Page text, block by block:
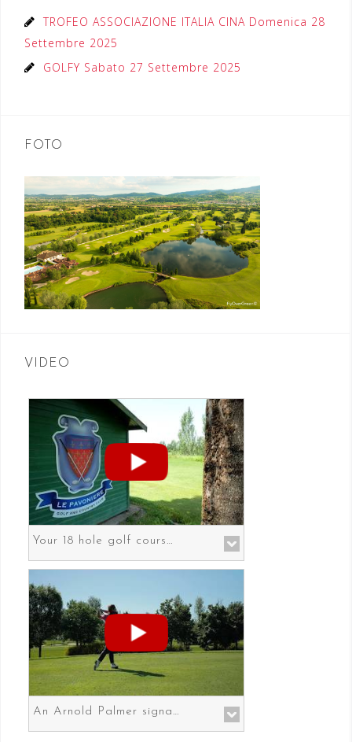
TROFEO ASSOCIAZIONE ITALIA CINA Domenica 28
Settembre 2025
GOLFY Sabato 27 Settembre 2025
FOTO
VIDEO
Your 18 hole golf course in Prato the gateway to Florence
An Arnold Palmer signature course in Prato the gateway to Florence